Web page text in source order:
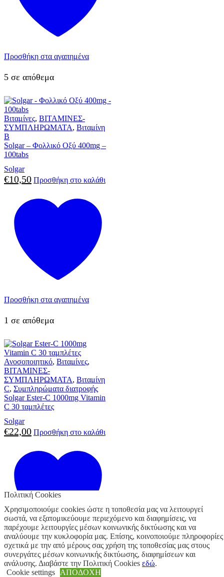
Προσθήκη στα αγαπημένα
5 σε απόθεμα
Βιταμίνες, ΒΙΤΑΜΙΝΕΣ-
ΣΥΜΠΛΗΡΩΜΑΤΑ, Βιταμίνη
B
Solgar – Φολλικό Οξύ 400mg –
100tabs
Solgar
€10,50 Προσθήκη στο καλάθι
Προσθήκη στα αγαπημένα
1 σε απόθεμα
Ανοσοποιητικό, Βιταμίνες,
ΒΙΤΑΜΙΝΕΣ-
ΣΥΜΠΛΗΡΩΜΑΤΑ, Βιταμίνη
C, Συμπληρώματα διατροφής
Solgar Ester-C 1000mg Vitamin
C 30 ταμπλέτες
Solgar
€22,00 Προσθήκη στο καλάθι
Προσθήκη στα αγαπημένα
5 σε απόθεμα
Πολιτική Cookies
Χρησιμοποιούμε cookies ώστε η τοποθεσία μας να λειτουργεί
σωστά, να εξατομικεύουμε περιεχόμενο και διαφημίσεις, να
παρέχουμε λειτουργίες μέσων κοινωνικής δικτύωσης και να
αναλύουμε την κυκλοφορία μας. Επίσης, κοινοποιούμε πληροφορίες
σχετικά με την από μέρους σας χρήση της τοποθεσίας μας στους
συνεργάτες μέσων κοινωνικής δικτύωσης, διαφημίσεων και
ανάλυσης. Διαβάστε την Πολιτική Cookies εδώ.
Cookie settings
ΑΠΟΔΟΧΗ